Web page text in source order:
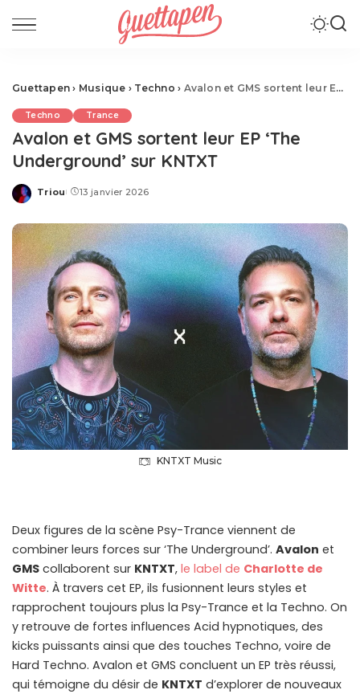
Guettapen › Musique › Techno › Avalon et GMS sortent leur EP ‘The Underground’ sur KNTXT
Techno Trance
Avalon et GMS sortent leur EP ‘The
Underground’ sur KNTXT
Posted
Triou 13 janvier 2026
KNTXT Music
Deux figures de la scène Psy-Trance viennent de
combiner leurs forces sur ‘The Underground’. Avalon et
GMS collaborent sur KNTXT, le label de Charlotte de
Witte. À travers cet EP, ils fusionnent leurs styles et
rapprochent toujours plus la Psy-Trance et la Techno. On
y retrouve de fortes influences Acid hypnotiques, des
kicks puissants ainsi que des touches Techno, voire de
Hard Techno. Avalon et GMS concluent un EP très réussi,
qui témoigne du désir de KNTXT d’explorer de nouveaux